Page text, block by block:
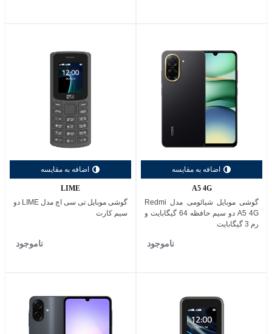
اضافه به مقایسه
A5 4G
گوشی موبایل شیائومی مدل Redmi
A5 4G دو سیم حافظه 64 گیگابایت و
رم 3 گیگابایت
ناموجود
اضافه به مقایسه
LIME
گوشی موبایل تی سی اچ مدل LIME دو
سیم کارت
ناموجود